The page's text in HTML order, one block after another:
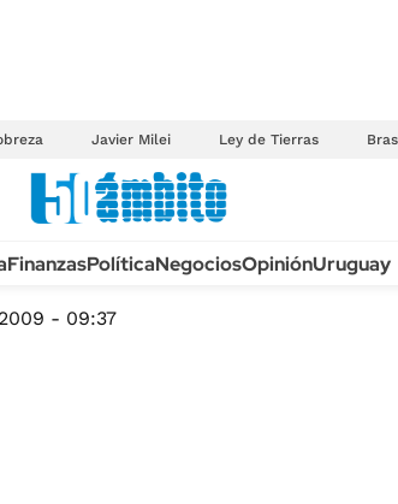
Javier Milei Ley de Tierras
FinanzasPolíticaNegociosOpiniónUruguay
- 09:37